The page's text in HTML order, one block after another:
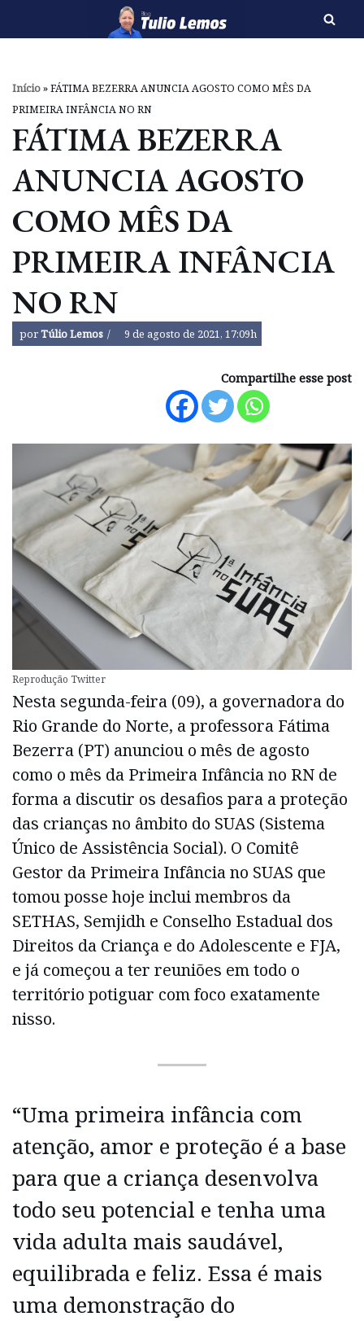
o
conteúdo
Início»FÁTIMA BEZERRA ANUNCIA AGOSTO COMO MÊS DA
PRIMEIRA INFÂNCIA NO RN
FÁTIMA BEZERRA
ANUNCIA AGOSTO
COMO MÊS DA
PRIMEIRA INFÂNCIA
NO RN
porTúlio Lemos 9 de agosto de 2021, 17:09h
Compartilhe esse post
Reprodução Twitter
Nesta segunda-feira (09), a governadora do
Rio Grande do Norte, a professora Fátima
Bezerra (PT) anunciou o mês de agosto
como o mês da Primeira Infância no RN de
forma a discutir os desafios para a proteção
das crianças no âmbito do SUAS (Sistema
Único de Assistência Social). O Comitê
Gestor da Primeira Infância no SUAS que
tomou posse hoje inclui membros da
SETHAS, Semjidh e Conselho Estadual dos
Direitos da Criança e do Adolescente e FJA,
e já começou a ter reuniões em todo o
território potiguar com foco exatamente
nisso.
“Uma primeira infância com
atenção, amor e proteção é a base
para que a criança desenvolva
todo seu potencial e tenha uma
vida adulta mais saudável,
equilibrada e feliz. Essa é mais
uma demonstração do